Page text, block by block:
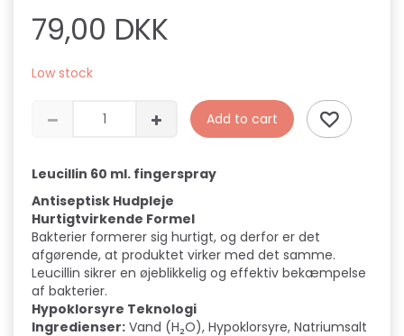
79,00 DKK
Low stock
Add to cart
Leucillin 60 ml. fingerspray
Antiseptisk Hudpleje
Hurtigtvirkende Formel
Bakterier formerer sig hurtigt, og derfor er det
afgørende, at produktet virker med det samme.
Leucillin sikrer en øjeblikkelig og effektiv bekæmpelse
af bakterier.
Hypoklorsyre Teknologi
Ingredienser: Vand (H₂O), Hypoklorsyre, Natriumsalt